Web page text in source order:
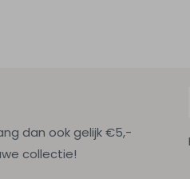
dan ook gelijk €5,-
collectie!